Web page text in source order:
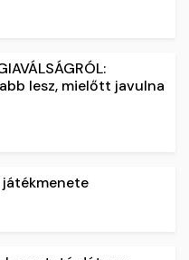
lesz, mielőtt javulna
játékmenete